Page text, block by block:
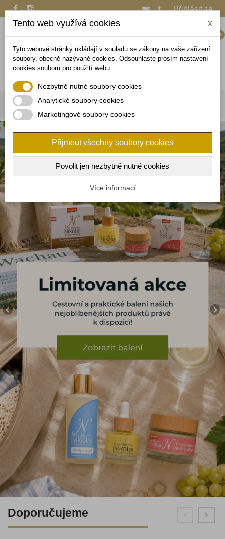
Přihlásit se
0
Zobrazit navigaci
Doporučujeme
Tento web využívá cookies x
Tyto webové stránky ukládají v souladu se zákony na vaše zařízení
soubory, obecně nazývané cookies. Odsouhlaste prosím nastavení
cookies souborů pro použití webu.
Nezbytně nutné soubory cookies
Analytické soubory cookies
Marketingové soubory cookies
Přijmout všechny soubory cookies
Povolit jen nezbytně nutné cookies
Více informací